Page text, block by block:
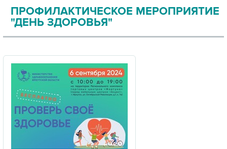
ПРАВОВАЯ ИНФОРМАЦИЯ
ПРОФИЛАКТИЧЕСКОЕ МЕРОПРИЯТИЕ
"ДЕНЬ ЗДОРОВЬЯ"